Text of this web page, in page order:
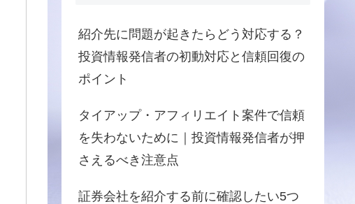
紹介先に問題が起きたらどう対応する？
投資情報発信者の初動対応と信頼回復の
ポイント
タイアップ・アフィリエイト案件で信頼
を失わないために｜投資情報発信者が押
さえるべき注意点
証券会社を紹介する前に確認したい5つ